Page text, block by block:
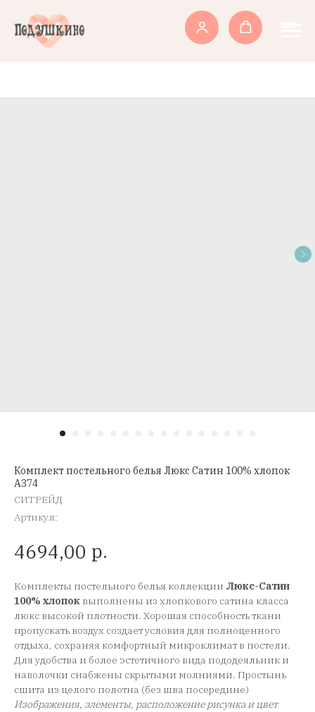
Комплект постельного белья Люкс Сатин 100% хлопок
A374
СИТРЕЙД
Артикул:
4694,00 р.
Комплекты постельного белья коллекции Люкс-Сатин
100% хлопок выполнены из хлопкового сатина класса
люкс высокой плотности. Хорошая способность ткани
пропускать воздух создает условия для полноценного
отдыха, сохраняя комфортный микроклимат в постели.
Для удобства и более эстетичного вида пододеяльник и
наволочки снабжены скрытыми молниями. Простынь
сшита из целого полотна (без шва посередине)
Изображения, элементы, расположение рисунка и цвет